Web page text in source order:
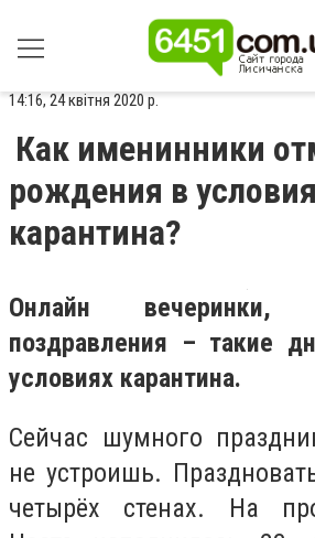
14:16, 24 квітня 2020 р.
Как именинники
рождения в
карантина?
Онлайн
поздравления – такие
условиях карантина.
Сейчас шумного
не устроишь.
четырёх стенах. На